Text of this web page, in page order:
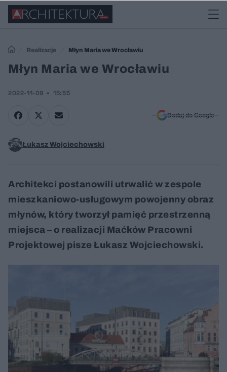
Realizacje Młyn Maria we Wrocławiu
Młyn Maria we Wrocławiu
2022-11-09 15:55
Dodaj do Google
Łukasz Wojciechowski
Architekci postanowili utrwalić w zespole
mieszkaniowo-usługowym powojenny obraz
młynów, który tworzył pamięć przestrzenną
miejsca – o realizacji Maćków Pracowni
Projektowej pisze Łukasz Wojciechowski.